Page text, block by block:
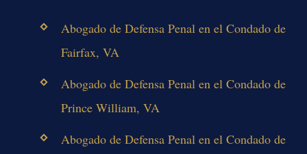
Abogado de Defensa Penal en el Condado de
Fairfax, VA
Abogado de Defensa Penal en el Condado de
Prince William, VA
Abogado de Defensa Penal en el Condado de